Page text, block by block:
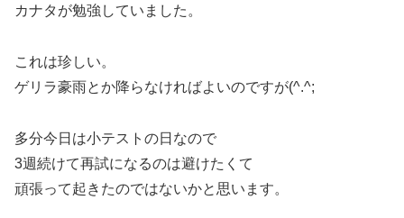
カナタが勉強していました。
これは珍しい。
ゲリラ豪雨とか降らなければよいのですが(^.^;
多分今日は小テストの日なので
3週続けて再試になるのは避けたくて
頑張って起きたのではないかと思います。